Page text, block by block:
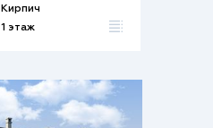
Кирпич
1 этаж